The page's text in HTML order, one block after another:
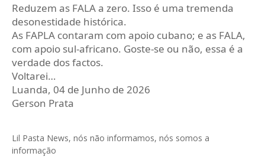
Reduzem as FALA a zero. Isso é uma tremenda
desonestidade histórica.
As FAPLA contaram com apoio cubano; e as FALA,
com apoio sul‑africano. Goste‑se ou não, essa é a
verdade dos factos.
Voltarei…
Luanda, 04 de Junho de 2026
Gerson Prata
Lil Pasta News, nós não informamos, nós somos a
informação